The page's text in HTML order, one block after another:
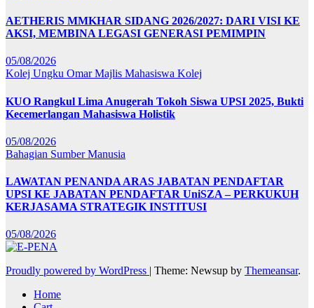
AETHERIS MMKHAR SIDANG 2026/2027: DARI VISI KE
AKSI, MEMBINA LEGASI GENERASI PEMIMPIN
05/08/2026
Kolej Ungku OmarMajlis Mahasiswa Kolej
KUO Rangkul Lima Anugerah Tokoh Siswa UPSI 2025, Bukti
Kecemerlangan Mahasiswa Holistik
05/08/2026
Bahagian Sumber Manusia
LAWATAN PENANDA ARAS JABATAN PENDAFTAR
UPSI KE JABATAN PENDAFTAR UniSZA – PERKUKUH
KERJASAMA STRATEGIK INSTITUSI
05/08/2026
Proudly powered by WordPress | Theme: Newsup by Themeansar.
Home